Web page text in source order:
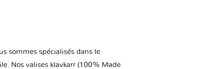
sommes spécialisés dans le
Nos valises klavkarr (100% Made